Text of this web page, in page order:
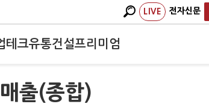
LIVE 전자신문
테크유통건설프리미엄
출(종합)